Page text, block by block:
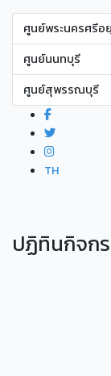
ศูนย์พระนครศรีอ
ศูนย์นนทบุรี
ศูนย์สุพรรณบุรี
TH
ปฏิทินกิจก